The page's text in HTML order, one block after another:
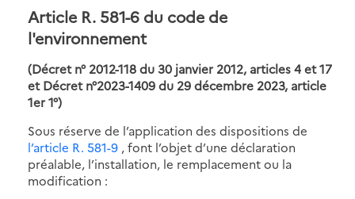
Article R. 581-6 du code de
l'environnement
(Décret n° 2012-118 du 30 janvier 2012, articles 4 et 17
et Décret n°2023-1409 du 29 décembre 2023, article
1er 1°)
Sous réserve de l’application des dispositions de
l’article R. 581-9 , font l’objet d’une déclaration
préalable, l’installation, le remplacement ou la
modification :